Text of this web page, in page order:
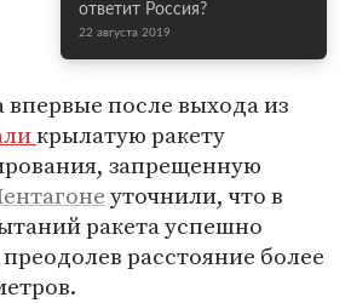
ответит Россия?
22 августа 2019
после выхода из
крылатую ракету
запрещенную
уточнили, что в
ракета успешно
расстояние более